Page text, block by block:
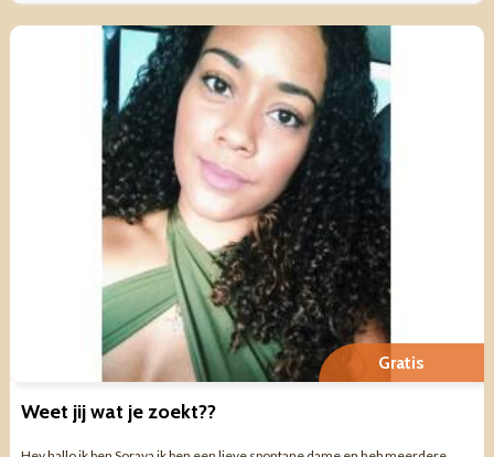
Gratis
Weet jij wat je zoekt??